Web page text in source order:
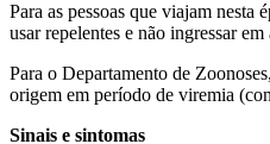
Para as pessoas que viajam nesta
usar repelentes e não ingressar em
Para o Departamento de
origem em período de viremia
Sinais e sintomas